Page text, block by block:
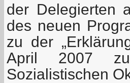
der Delegierten
des neuen
zu der
April 2007
Sozialistischen